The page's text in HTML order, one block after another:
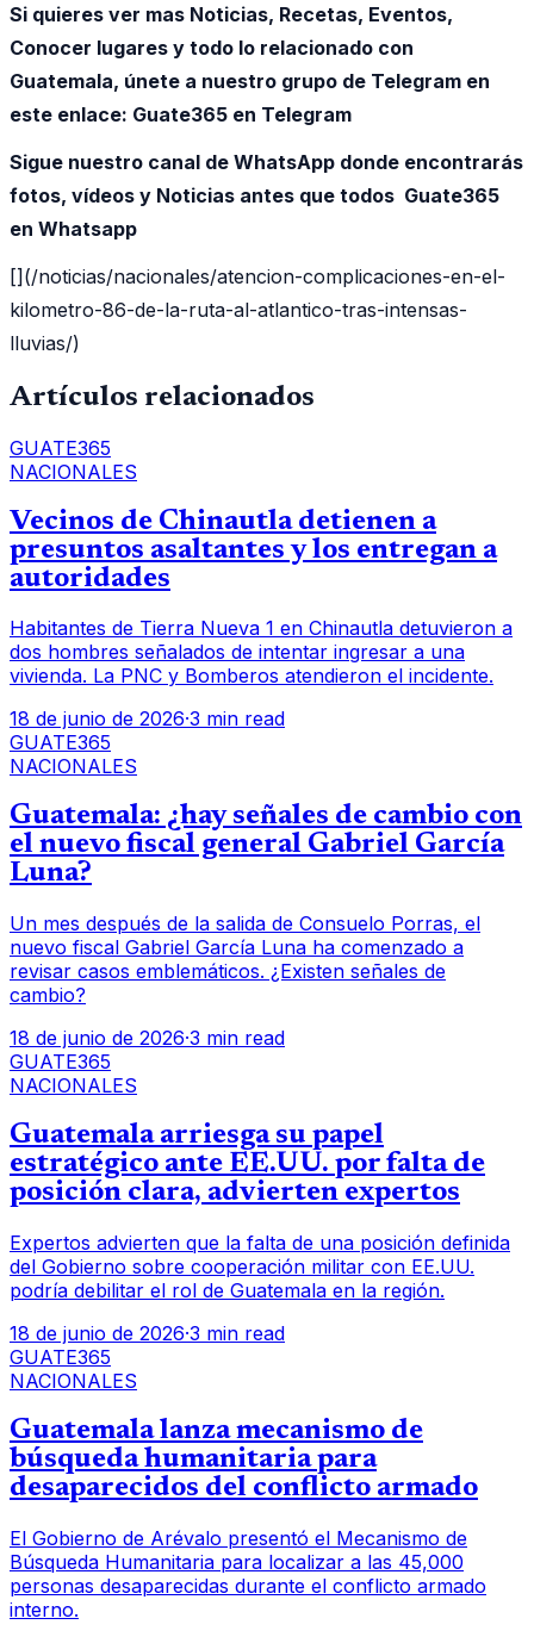
Si quieres ver mas Noticias, Recetas, Eventos,
Conocer lugares y todo lo relacionado con
Guatemala, únete a nuestro grupo de Telegram en
este enlace: Guate365 en Telegram
Sigue nuestro canal de WhatsApp donde encontrarás
fotos, vídeos y Noticias antes que todos Guate365
en Whatsapp
[](/noticias/nacionales/atencion-complicaciones-en-el-
kilometro-86-de-la-ruta-al-atlantico-tras-intensas-
lluvias/)
Artículos relacionados
GUATE365
NACIONALES
Vecinos de Chinautla detienen a
presuntos asaltantes y los entregan a
autoridades
Habitantes de Tierra Nueva 1 en Chinautla detuvieron a
dos hombres señalados de intentar ingresar a una
vivienda. La PNC y Bomberos atendieron el incidente.
18 de junio de 2026·3 min read
GUATE365
NACIONALES
Guatemala: ¿hay señales de cambio con
el nuevo fiscal general Gabriel García
Luna?
Un mes después de la salida de Consuelo Porras, el
nuevo fiscal Gabriel García Luna ha comenzado a
revisar casos emblemáticos. ¿Existen señales de
cambio?
18 de junio de 2026·3 min read
GUATE365
NACIONALES
Guatemala arriesga su papel
estratégico ante EE.UU. por falta de
posición clara, advierten expertos
Expertos advierten que la falta de una posición definida
del Gobierno sobre cooperación militar con EE.UU.
podría debilitar el rol de Guatemala en la región.
18 de junio de 2026·3 min read
GUATE365
NACIONALES
Guatemala lanza mecanismo de
búsqueda humanitaria para
desaparecidos del conflicto armado
El Gobierno de Arévalo presentó el Mecanismo de
Búsqueda Humanitaria para localizar a las 45,000
personas desaparecidas durante el conflicto armado
interno.